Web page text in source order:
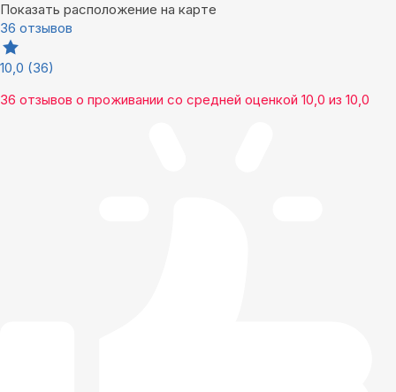
Показать расположение на карте
36 отзывов
10,0 (36)
36 отзывов о проживании со средней оценкой 10,0 из 10,0